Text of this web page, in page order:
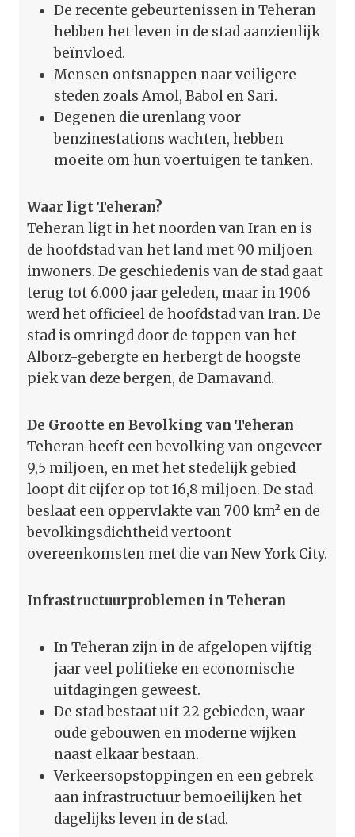
De recente gebeurtenissen in Teheran
hebben het leven in de stad aanzienlijk
beïnvloed.
Mensen ontsnappen naar veiligere
steden zoals Amol, Babol en Sari.
Degenen die urenlang voor
benzinestations wachten, hebben
moeite om hun voertuigen te tanken.
Waar ligt Teheran?
Teheran ligt in het noorden van Iran en is
de hoofdstad van het land met 90 miljoen
inwoners. De geschiedenis van de stad gaat
terug tot 6.000 jaar geleden, maar in 1906
werd het officieel de hoofdstad van Iran. De
stad is omringd door de toppen van het
Alborz-gebergte en herbergt de hoogste
piek van deze bergen, de Damavand.
De Grootte en Bevolking van Teheran
Teheran heeft een bevolking van ongeveer
9,5 miljoen, en met het stedelijk gebied
loopt dit cijfer op tot 16,8 miljoen. De stad
beslaat een oppervlakte van 700 km² en de
bevolkingsdichtheid vertoont
overeenkomsten met die van New York City.
Infrastructuurproblemen in Teheran
In Teheran zijn in de afgelopen vijftig
jaar veel politieke en economische
uitdagingen geweest.
De stad bestaat uit 22 gebieden, waar
oude gebouwen en moderne wijken
naast elkaar bestaan.
Verkeersopstoppingen en een gebrek
aan infrastructuur bemoeilijken het
dagelijks leven in de stad.